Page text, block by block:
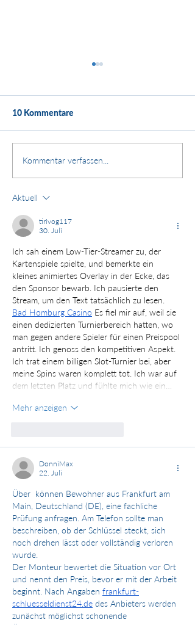
Stärken. Zusammenhalt.
Zukunft.
10 Kommentare
Kommentar verfassen...
Aktuell
tirivog117
30. Juli
Ich sah einem Low-Tier-Streamer zu, der
Kartenspiele spielte, und bemerkte ein
kleines animiertes Overlay in der Ecke, das
den Sponsor bewarb. Ich pausierte den
Stream, um den Text tatsächlich zu lesen.
Bad Homburg Casino Es fiel mir auf, weil sie
einen dedizierten Turnierbereich hatten, wo
man gegen andere Spieler für einen Preispool
antritt. Ich genoss den kompetitiven Aspekt.
Ich trat einem billigen Slot-Turnier bei, aber
meine Spins waren komplett tot. Ich war auf
dem letzten Platz und fühlte mich wie ein…
Mehr anzeigen
DonniMax
22. Juli
Über  können Bewohner aus Frankfurt am
Main, Deutschland (DE), eine fachliche
Prüfung anfragen. Am Telefon sollte man
beschreiben, ob der Schlüssel steckt, sich
noch drehen lässt oder vollständig verloren
wurde.
Der Monteur bewertet die Situation vor Ort
und nennt den Preis, bevor er mit der Arbeit
beginnt. Nach Angaben frankfurt-
schluesseldienst24.de des Anbieters werden
zunächst möglichst schonende